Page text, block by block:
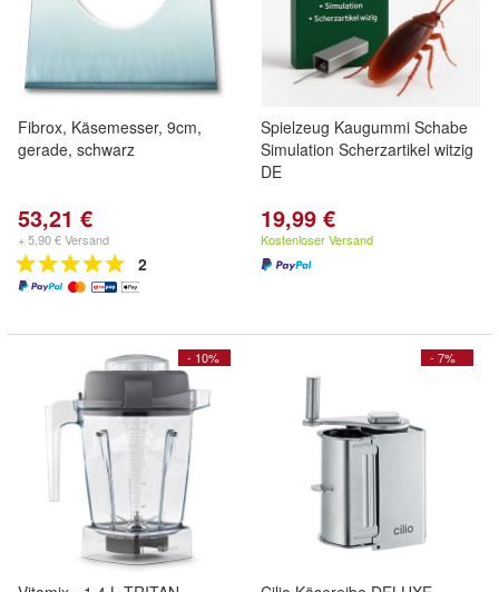
Fibrox, Käsemesser, 9cm,
gerade, schwarz
53,21 €
+ 5,90 € Versand
2
Spielzeug Kaugummi Schabe
Simulation Scherzartikel witzig
DE
19,99 €
Kostenloser Versand
- 10% - 7%